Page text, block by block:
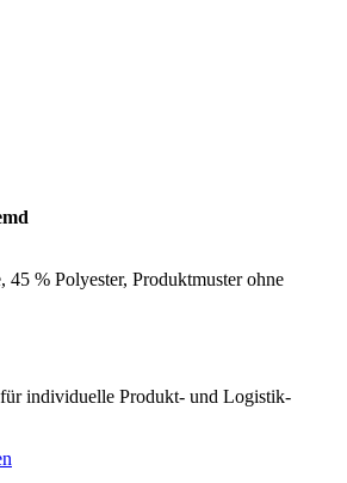
45 % Polyester, Produktmuster ohne
für individuelle Produkt- und Logistik-